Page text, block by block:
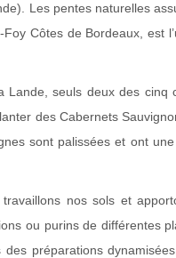
Les pentes naturelles
Côtes de Bordeaux, est
Lande, seuls deux des cinq
des Cabernets
sont palissées et ont
nos sols et
ou purins de différentes
préparations